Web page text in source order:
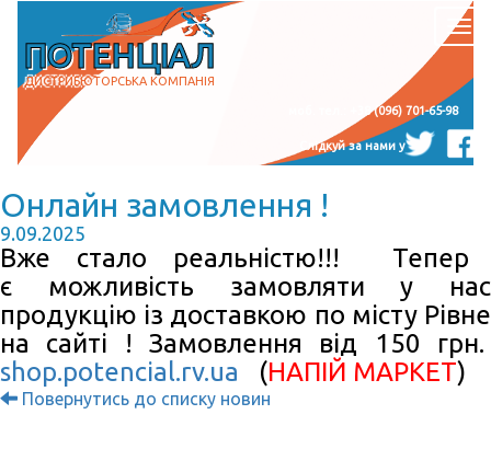
ПОТЕНЦІАЛ
ДИСТРИБЮТОРСЬКА КОМПАНІЯ
моб. тел.: +38 (096) 701-65-98
Слідкуй за нами у
Онлайн замовлення !
9.09.2025
Вже стало реальністю!!! Тепер
є можливість замовляти у нас
продукцію із доставкою по місту Рівне
на сайті ! Замовлення від 150 грн.
shop.potencial.rv.ua (НАПІЙ МАРКЕТ)
Повернутись до списку новин